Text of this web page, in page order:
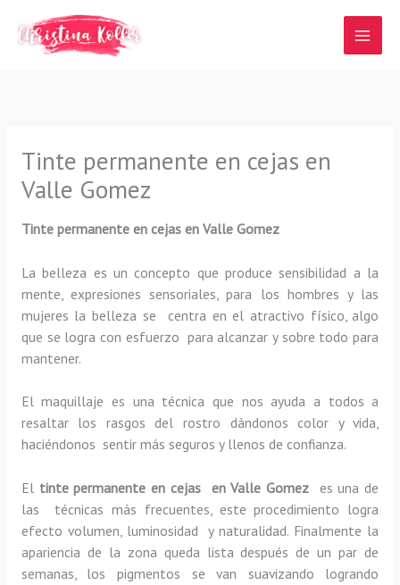
contenido
Tinte permanente en cejas en
Valle Gomez
Tinte permanente en cejas en Valle Gomez
La belleza es un concepto que produce sensibilidad a la
mente, expresiones sensoriales, para los hombres y las
mujeres la belleza se centra en el atractivo físico, algo
que se logra con esfuerzo para alcanzar y sobre todo para
mantener.
El maquillaje es una técnica que nos ayuda a todos a
resaltar los rasgos del rostro dándonos color y vida,
haciéndonos sentir más seguros y llenos de confianza.
El tinte permanente en cejas en Valle Gomez es una de
las técnicas más frecuentes, este procedimiento logra
efecto volumen, luminosidad y naturalidad. Finalmente la
apariencia de la zona queda lista después de un par de
semanas, los pigmentos se van suavizando logrando